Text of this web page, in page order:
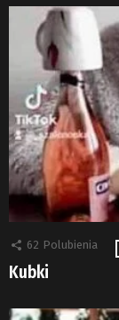
62 Polubienia
Kubki